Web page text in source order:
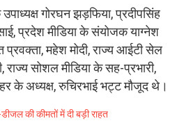
गोरघन झड़फिया, प्रदीपसिंह
प्रदेश मीडिया के संयोजक याग्नेश
महेश मोदी, राज्य आईटी सेल
राज्य सोशल मीडिया के सह-प्रभारी,
के अध्यक्ष, रुचिरभाई भट्ट मौजूद थे।
की कीमतों में दी बड़ी राहत